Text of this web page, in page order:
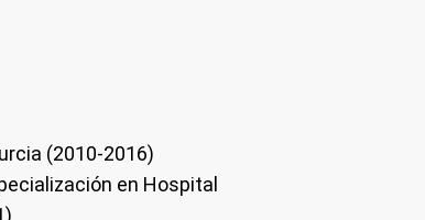
(2010-2016)
en Hospital